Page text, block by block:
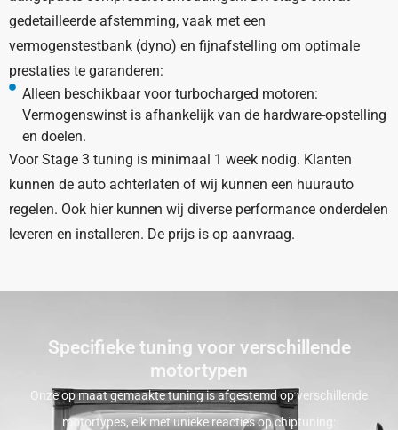
gedetailleerde afstemming, vaak met een
vermogenstestbank (dyno) en fijnafstelling om optimale
prestaties te garanderen:
Alleen beschikbaar voor turbocharged motoren:
Vermogenswinst is afhankelijk van de hardware-opstelling
en doelen.
Voor Stage 3 tuning is minimaal 1 week nodig. Klanten
kunnen de auto achterlaten of wij kunnen een huurauto
regelen. Ook hier kunnen wij diverse performance onderdelen
leveren en installeren. De prijs is op aanvraag.
Specifieke tuning voor verschillende
motortypen
Onze op maat gemaakte tuning is afgestemd op verschillende
motortypes, elk met unieke reacties op chiptuning: